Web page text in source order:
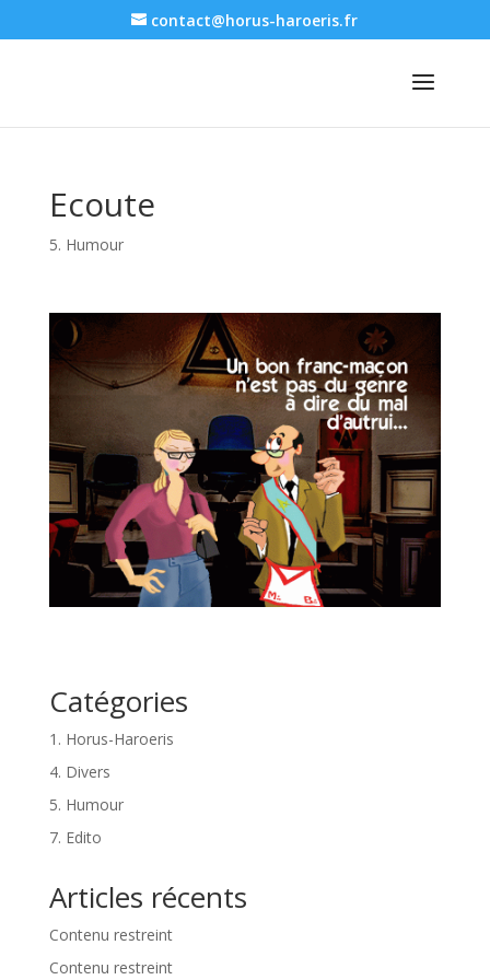
contact@horus-haroeris.fr
Ecoute
5. Humour
Catégories
1. Horus-Haroeris
4. Divers
5. Humour
7. Edito
Articles récents
Contenu restreint
Contenu restreint